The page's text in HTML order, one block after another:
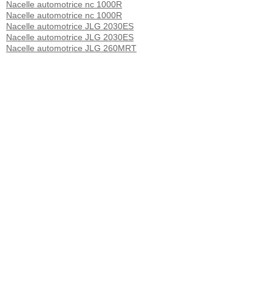
Nacelle automotrice nc 1000R
Nacelle automotrice nc 1000R
Nacelle automotrice JLG 2030ES
Nacelle automotrice JLG 2030ES
Nacelle automotrice JLG 260MRT